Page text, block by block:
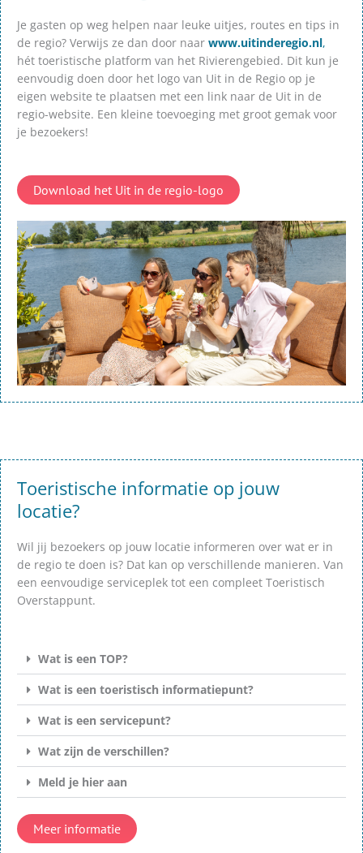
Je gasten op weg helpen naar leuke uitjes, routes en tips in
de regio? Verwijs ze dan door naar www.uitinderegio.nl,
hét toeristische platform van het Rivierengebied. Dit kun je
eenvoudig doen door het logo van Uit in de Regio op je
eigen website te plaatsen met een link naar de Uit in de
regio-website. Een kleine toevoeging met groot gemak voor
je bezoekers!
Download het Uit in de regio-logo
Toeristische informatie op jouw
locatie?
Wil jij bezoekers op jouw locatie informeren over wat er in
de regio te doen is? Dat kan op verschillende manieren. Van
een eenvoudige serviceplek tot een compleet Toeristisch
Overstappunt.
Wat is een TOP?
Wat is een toeristisch informatiepunt?
Wat is een servicepunt?
Wat zijn de verschillen?
Meld je hier aan
Meer informatie